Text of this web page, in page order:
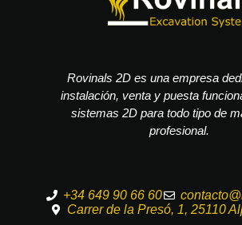
Rovinals 2D es una empresa
instalación, venta y puesta
sistemas 2D para todo tipo de
profesional.
+34 649 90 66 60
Carrer de la Presó, 1, 25110